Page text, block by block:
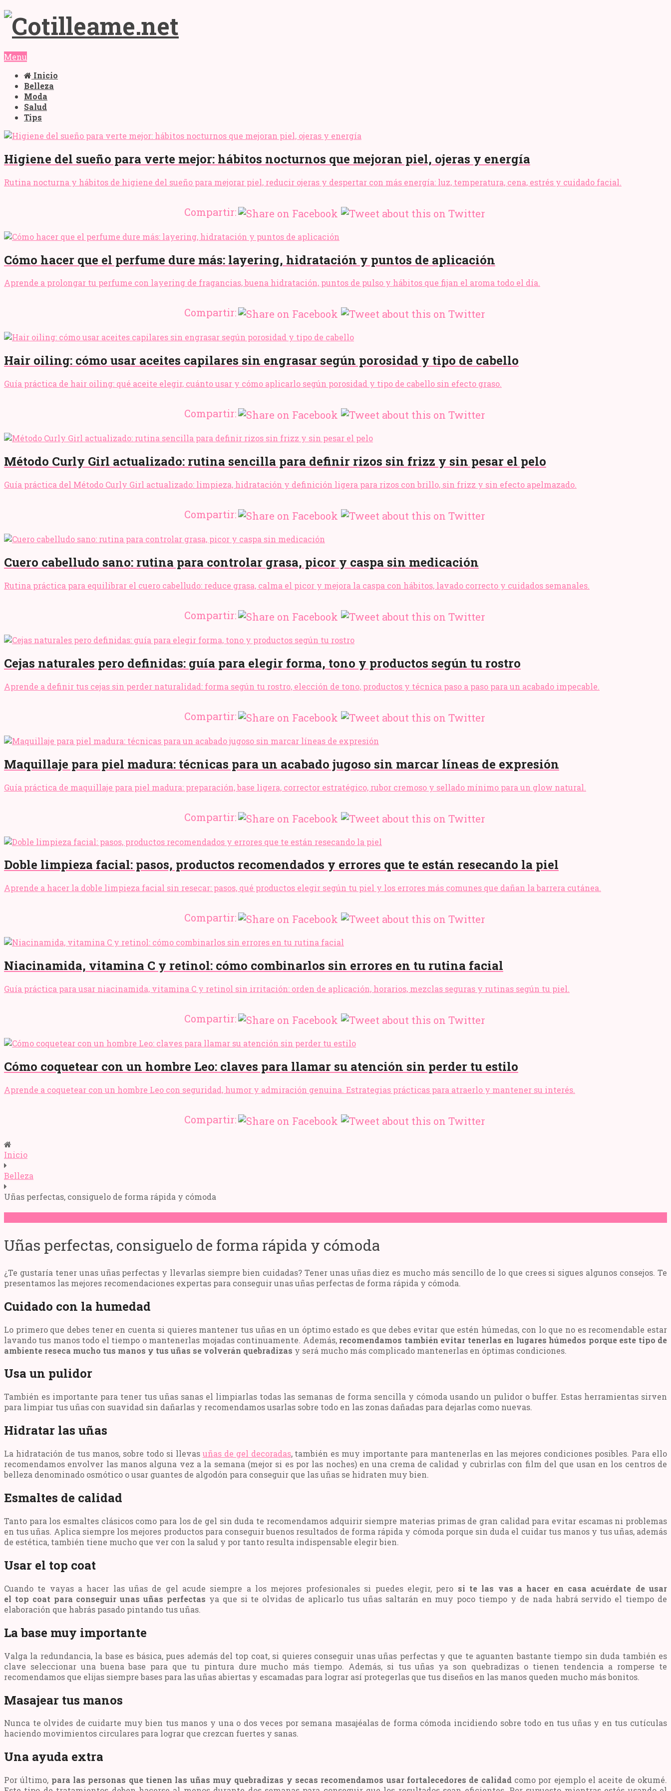
Menu
Inicio
Belleza
Moda
Salud
Tips
Higiene del sueño para verte mejor: hábitos nocturnos que mejoran piel, ojeras y energía
Rutina nocturna y hábitos de higiene del sueño para mejorar piel, reducir ojeras y despertar con más energía: luz, temperatura, cena, estrés y cuidado facial.
Compartir:
Cómo hacer que el perfume dure más: layering, hidratación y puntos de aplicación
Aprende a prolongar tu perfume con layering de fragancias, buena hidratación, puntos de pulso y hábitos que fijan el aroma todo el día.
Compartir:
Hair oiling: cómo usar aceites capilares sin engrasar según porosidad y tipo de cabello
Guía práctica de hair oiling: qué aceite elegir, cuánto usar y cómo aplicarlo según porosidad y tipo de cabello sin efecto graso.
Compartir:
Método Curly Girl actualizado: rutina sencilla para definir rizos sin frizz y sin pesar el pelo
Guía práctica del Método Curly Girl actualizado: limpieza, hidratación y definición ligera para rizos con brillo, sin frizz y sin efecto apelmazado.
Compartir:
Cuero cabelludo sano: rutina para controlar grasa, picor y caspa sin medicación
Rutina práctica para equilibrar el cuero cabelludo: reduce grasa, calma el picor y mejora la caspa con hábitos, lavado correcto y cuidados semanales.
Compartir:
Cejas naturales pero definidas: guía para elegir forma, tono y productos según tu rostro
Aprende a definir tus cejas sin perder naturalidad: forma según tu rostro, elección de tono, productos y técnica paso a paso para un acabado impecable.
Compartir:
Maquillaje para piel madura: técnicas para un acabado jugoso sin marcar líneas de expresión
Guía práctica de maquillaje para piel madura: preparación, base ligera, corrector estratégico, rubor cremoso y sellado mínimo para un glow natural.
Compartir:
Doble limpieza facial: pasos, productos recomendados y errores que te están resecando la piel
Aprende a hacer la doble limpieza facial sin resecar: pasos, qué productos elegir según tu piel y los errores más comunes que dañan la barrera cutánea.
Compartir:
Niacinamida, vitamina C y retinol: cómo combinarlos sin errores en tu rutina facial
Guía práctica para usar niacinamida, vitamina C y retinol sin irritación: orden de aplicación, horarios, mezclas seguras y rutinas según tu piel.
Compartir:
Cómo coquetear con un hombre Leo: claves para llamar su atención sin perder tu estilo
Aprende a coquetear con un hombre Leo con seguridad, humor y admiración genuina. Estrategias prácticas para atraerlo y mantener su interés.
Compartir:
Inicio
Belleza
Uñas perfectas, consiguelo de forma rápida y cómoda
Uñas perfectas, consiguelo de forma rápida y cómoda
¿Te gustaría tener unas uñas perfectas y llevarlas siempre bien cuidadas? Tener unas uñas diez es mucho más sencillo de lo que crees si sigues algunos consejos. Te
presentamos las mejores recomendaciones expertas para conseguir unas uñas perfectas de forma rápida y cómoda.
Cuidado con la humedad
Lo primero que debes tener en cuenta si quieres mantener tus uñas en un óptimo estado es que debes evitar que estén húmedas, con lo que no es recomendable estar
lavando tus manos todo el tiempo o mantenerlas mojadas continuamente. Además, recomendamos también evitar tenerlas en lugares húmedos porque este tipo de
ambiente reseca mucho tus manos y tus uñas se volverán quebradizas y será mucho más complicado mantenerlas en óptimas condiciones.
Usa un pulidor
También es importante para tener tus uñas sanas el limpiarlas todas las semanas de forma sencilla y cómoda usando un pulidor o buffer. Estas herramientas sirven
para limpiar tus uñas con suavidad sin dañarlas y recomendamos usarlas sobre todo en las zonas dañadas para dejarlas como nuevas.
Hidratar las uñas
La hidratación de tus manos, sobre todo si llevas uñas de gel decoradas, también es muy importante para mantenerlas en las mejores condiciones posibles. Para ello
recomendamos envolver las manos alguna vez a la semana (mejor si es por las noches) en una crema de calidad y cubrirlas con film del que usan en los centros de
belleza denominado osmótico o usar guantes de algodón para conseguir que las uñas se hidraten muy bien.
Esmaltes de calidad
Tanto para los esmaltes clásicos como para los de gel sin duda te recomendamos adquirir siempre materias primas de gran calidad para evitar escamas ni problemas
en tus uñas. Aplica siempre los mejores productos para conseguir buenos resultados de forma rápida y cómoda porque sin duda el cuidar tus manos y tus uñas, además
de estética, también tiene mucho que ver con la salud y por tanto resulta indispensable elegir bien.
Usar el top coat
Cuando te vayas a hacer las uñas de gel acude siempre a los mejores profesionales si puedes elegir, pero si te las vas a hacer en casa acuérdate de usar
el top coat para conseguir unas uñas perfectas ya que si te olvidas de aplicarlo tus uñas saltarán en muy poco tiempo y de nada habrá servido el tiempo de
elaboración que habrás pasado pintando tus uñas.
La base muy importante
Valga la redundancia, la base es básica, pues además del top coat, si quieres conseguir unas uñas perfectas y que te aguanten bastante tiempo sin duda también es
clave seleccionar una buena base para que tu pintura dure mucho más tiempo. Además, si tus uñas ya son quebradizas o tienen tendencia a romperse te
recomendamos que elijas siempre bases para las uñas abiertas y escamadas para lograr así protegerlas que tus diseños en las manos queden mucho más bonitos.
Masajear tus manos
Nunca te olvides de cuidarte muy bien tus manos y una o dos veces por semana masajéalas de forma cómoda incidiendo sobre todo en tus uñas y en tus cutículas
haciendo movimientos circulares para lograr que crezcan fuertes y sanas.
Una ayuda extra
Por último, para las personas que tienen las uñas muy quebradizas y secas recomendamos usar fortalecedores de calidadcomo por ejemplo el aceite de okumé.